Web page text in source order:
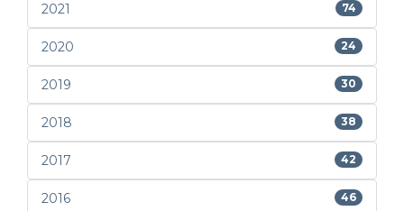
2021 74
2020 24
2019 30
2018 38
2017 42
2016 46